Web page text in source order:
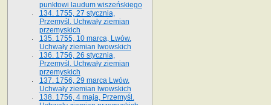
punktowi laudum wiszeńskiego
134. 1755, 27 stycznia,
Przemyśl. Uchwały ziemian
przemyskich
135. 1755, 10 marca, Lwów.
Uchwały ziemian lwowskich
136. 1756, 26 stycznia,
Przemyśl. Uchwały ziemian
przemyskich
137. 1756, 29 marca Lwów.
Uchwały ziemian lwowskich
138. 1756, 4 maja, Przemyśl.